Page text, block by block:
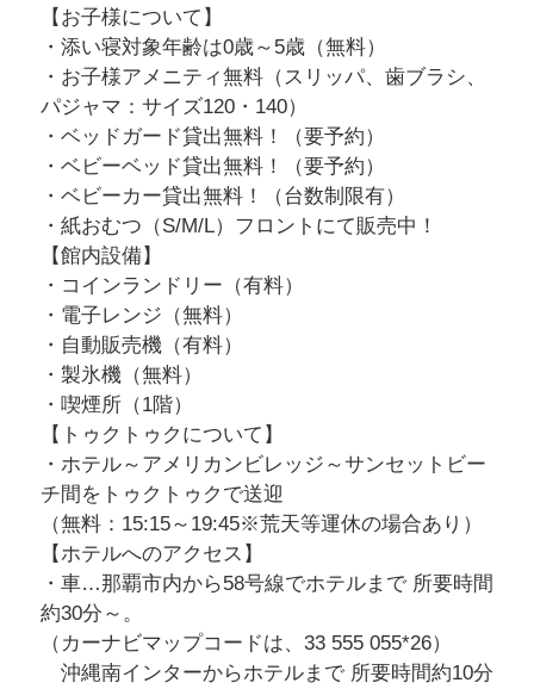
【お子様について】
・添い寝対象年齢は0歳～5歳（無料）
・お子様アメニティ無料（スリッパ、歯ブラシ、
パジャマ：サイズ120・140）
・ベッドガード貸出無料！（要予約）
・ベビーベッド貸出無料！（要予約）
・ベビーカー貸出無料！（台数制限有）
・紙おむつ（S/M/L）フロントにて販売中！
【館内設備】
・コインランドリー（有料）
・電子レンジ（無料）
・自動販売機（有料）
・製氷機（無料）
・喫煙所（1階）
【トゥクトゥクについて】
・ホテル～アメリカンビレッジ～サンセットビー
チ間をトゥクトゥクで送迎
（無料：15:15～19:45※荒天等運休の場合あり）
【ホテルへのアクセス】
・車…那覇市内から58号線でホテルまで 所要時間
約30分～。
（カーナビマップコードは、33 555 055*26）
沖縄南インターからホテルまで 所要時間約10分